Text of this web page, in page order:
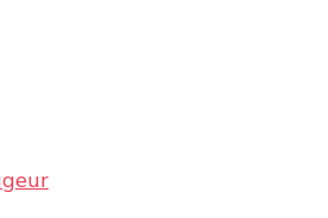
du monde, des idées
et avis sur les hôtelss